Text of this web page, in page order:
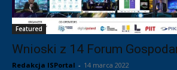
Featured
Wnioski z 14 Forum
Redakcja ISPortal - 14 marca 2022